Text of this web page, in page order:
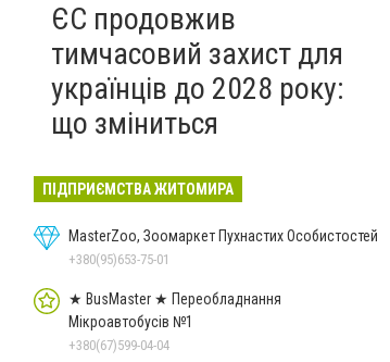
ЄС продовжив
тимчасовий захист для
українців до 2028 року:
що зміниться
ПІДПРИЄМСТВА ЖИТОМИРА
MasterZoo, Зоомаркет Пухнастих Особистостей
+380(95)653-75-01
★ BusMaster ★ Переобладнання
Мікроавтобусів №1
+380(67)599-04-04